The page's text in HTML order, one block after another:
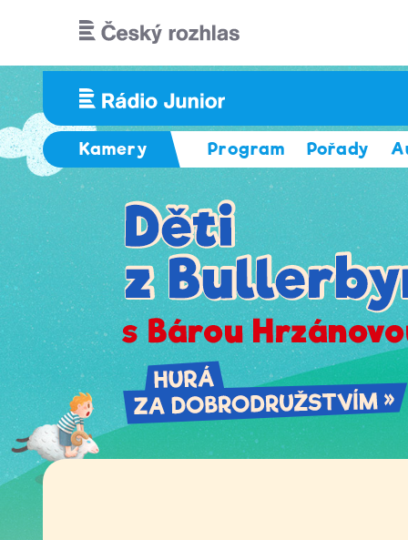
Kamery Program Pořady